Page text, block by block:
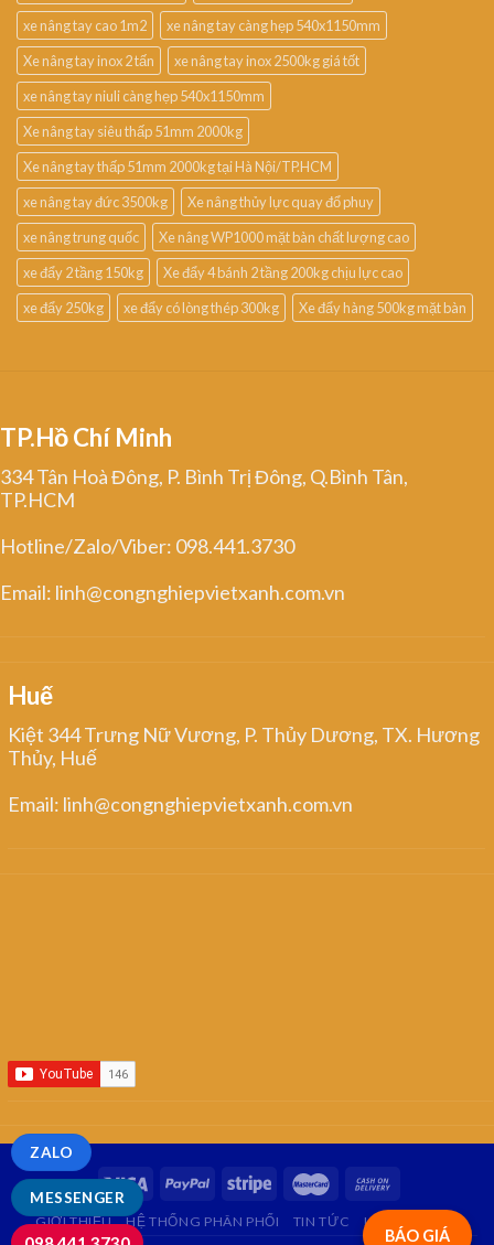
xe nâng tay cao 1m2
xe nâng tay càng hẹp 540x1150mm
Xe nâng tay inox 2 tấn
xe nâng tay inox 2500kg giá tốt
xe nâng tay niuli càng hẹp 540x1150mm
Xe nâng tay siêu thấp 51mm 2000kg
Xe nâng tay thấp 51mm 2000kg tại Hà Nội/TP.HCM
xe nâng tay đức 3500kg
Xe nâng thủy lực quay đổ phuy
xe nâng trung quốc
Xe nâng WP1000 mặt bàn chất lượng cao
xe đẩy 2 tầng 150kg
Xe đẩy 4 bánh 2 tầng 200kg chịu lực cao
xe đẩy 250kg
xe đẩy có lòng thép 300kg Xe đẩy hàng 500kg mặt bàn
TP.Hồ Chí Minh
334 Tân Hoà Đông, P. Bình Trị Đông, Q.Bình Tân,
TP.HCM
Hotline/Zalo/Viber: 098.441.3730
Email: linh@congnghiepvietxanh.com.vn
Huế
Kiệt 344 Trưng Nữ Vương, P. Thủy Dương, TX. Hương
Thủy, Huế
Email: linh@congnghiepvietxanh.com.vn
BÁO GIÁ
GIỚI THIỆU HỆ THỐNG PHÂN PHỐI TIN TỨC LIÊN HỆ
MESSENGER
ZALO